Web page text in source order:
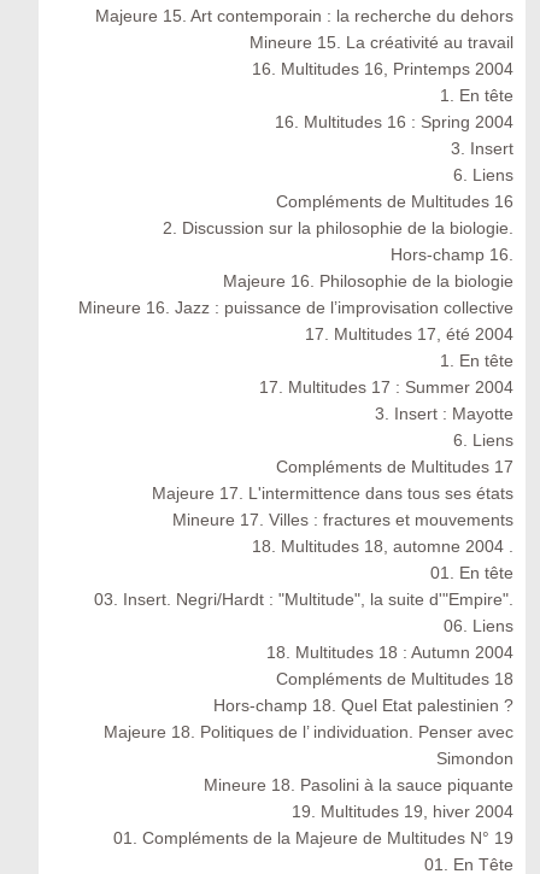
Majeure 15. Art contemporain : la recherche du dehors
Mineure 15. La créativité au travail
16. Multitudes 16, Printemps 2004
1. En tête
16. Multitudes 16 : Spring 2004
3. Insert
6. Liens
Compléments de Multitudes 16
2. Discussion sur la philosophie de la biologie.
Hors-champ 16.
Majeure 16. Philosophie de la biologie
Mineure 16. Jazz : puissance de l’improvisation collective
17. Multitudes 17, été 2004
1. En tête
17. Multitudes 17 : Summer 2004
3. Insert : Mayotte
6. Liens
Compléments de Multitudes 17
Majeure 17. L'intermittence dans tous ses états
Mineure 17. Villes : fractures et mouvements
18. Multitudes 18, automne 2004 .
01. En tête
03. Insert. Negri/Hardt : "Multitude", la suite d'"Empire".
06. Liens
18. Multitudes 18 : Autumn 2004
Compléments de Multitudes 18
Hors-champ 18. Quel Etat palestinien ?
Majeure 18. Politiques de l’ individuation. Penser avec
Simondon
Mineure 18. Pasolini à la sauce piquante
19. Multitudes 19, hiver 2004
01. Compléments de la Majeure de Multitudes N° 19
01. En Tête